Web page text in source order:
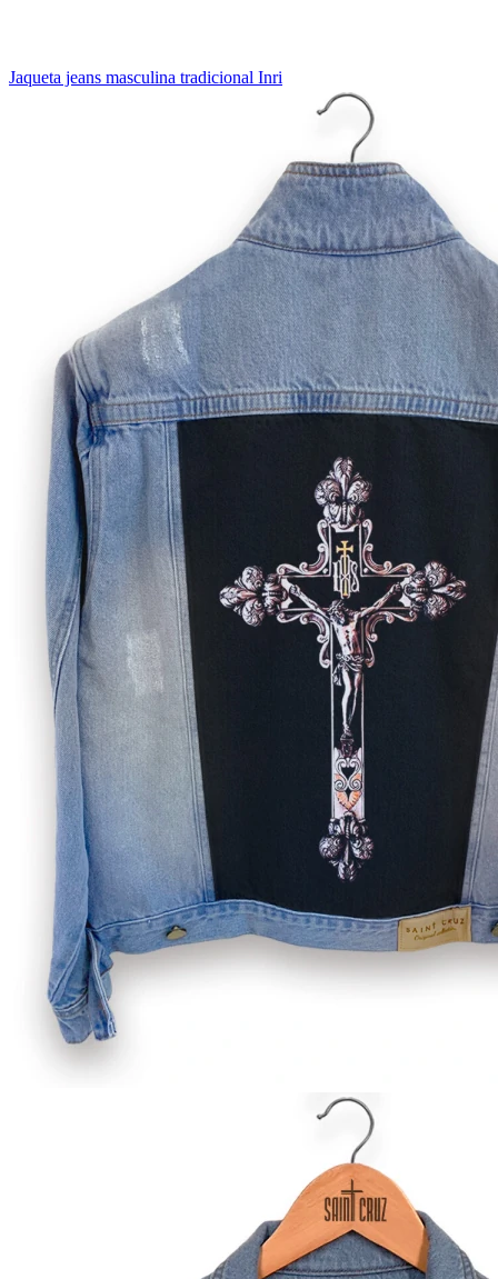
Jaqueta jeans masculina tradicional Inri